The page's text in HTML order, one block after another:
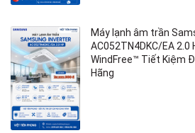
Máy lạnh âm trần
AC052TN4DKC/EA 2.0
WindFree™ Tiết Kiệm
Hãng